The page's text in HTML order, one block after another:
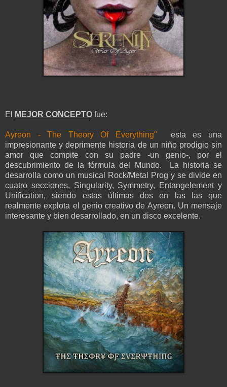
El MEJOR CONCEPTO fue:
Ayreon - The Theory Of Everything" esta es una
impresionante y deprimente historia de un niño prodigio sin
amor que compite con su padre -un genio-, por el
descubrimiento de la fórmula del Mundo. La historia se
desarrolla como un musical Rock/Metal Prog y se divide en
cuatro secciones, Singularity, Symmetry, Entangelement y
Unification, siendo estas últimas dos en las las que
realmente explota el genio creativo de Ayreon. Un mensaje
interesante y bien desarrollado, en un disco excelente.